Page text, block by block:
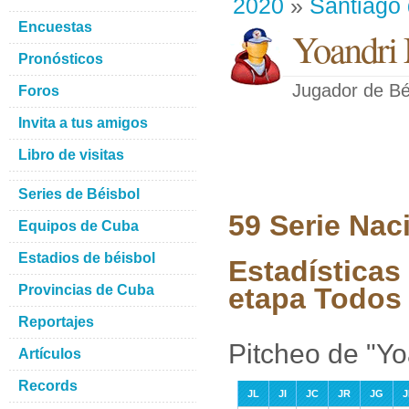
2020 » Santiago
Yoandri
Jugador de
59 Serie
etapa
Pitcheo de
JL JI JC JR JG
Encuestas
Pronósticos
Foros
Invita a tus amigos
Libro de visitas
Series de Béisbol
Equipos de Cuba
Estadios de béisbol
Provincias de Cuba
Reportajes
Artículos
Records